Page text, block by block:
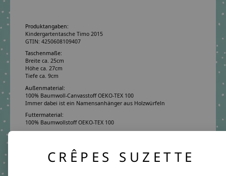
Produktangaben:
Kindergartentasche Timo 2015
GTIN: 4250608109407
Taschenmaße:
Breite ca. 25cm
Höhe ca. 27cm
Tiefe ca. 9cm
Außenmaterial:
100% Baumwoll-Canvasstoff OEKO-TEX 100
Immer dabei ist ein Namensanhänger aus Holzwürfeln
Futtermaterial:
100% Baumwollstoff OEKO-TEX 100
Sicherheitshinweise:
Die angehangenen Holzwürfel sind nicht für Kinder unter 3 Jahren
CRÊPES SUZETTE